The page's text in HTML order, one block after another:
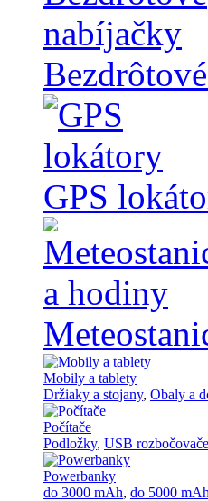
GPS
Mobily a tablety
Držiaky a stojany, Obaly a
Počítače
Podložky, USB rozbočovače
Powerbanky
do 3000 mAh, do 5000 mAh